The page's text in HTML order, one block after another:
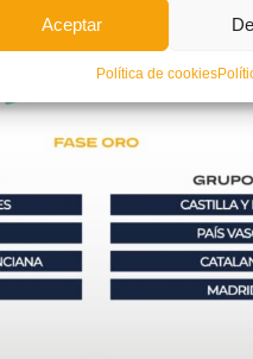
Aceptar
Política de cookies